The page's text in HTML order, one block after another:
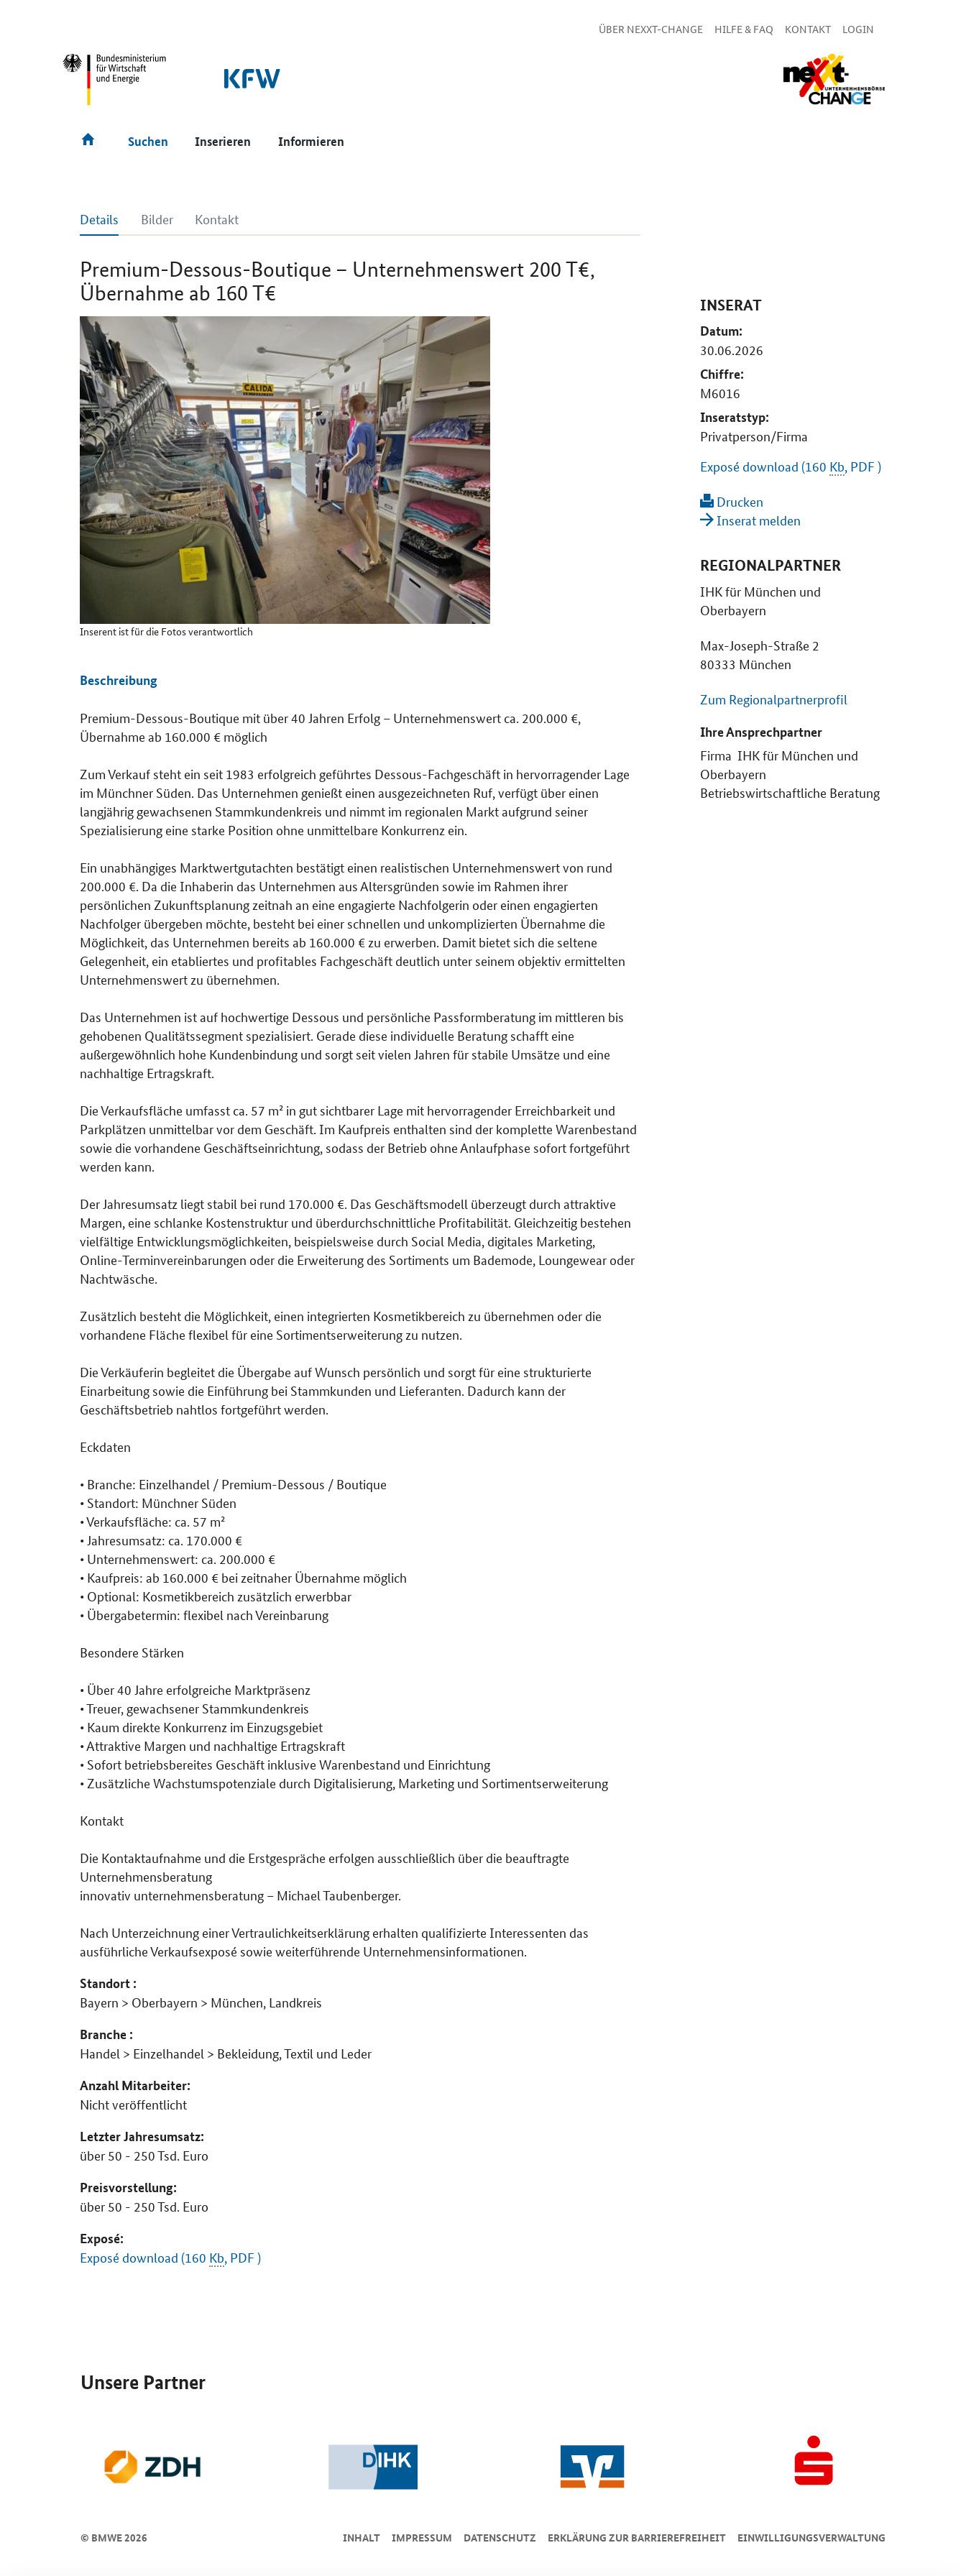
ÜBER NEXXT-CHANGE HILFE & FAQ KONTAKT LOGIN
Suchen Inserieren Informieren
Details Bilder Kontakt
Premium-Dessous-Boutique – Unternehmenswert 200 T€,
Übernahme ab 160 T€
Details
Inserent ist für die Fotos verantwortlich
Beschreibung
Premium-Dessous-Boutique mit über 40 Jahren Erfolg – Unternehmenswert ca. 200.000 €,
Übernahme ab 160.000 € möglich
Zum Verkauf steht ein seit 1983 erfolgreich geführtes Dessous-Fachgeschäft in hervorragender Lage
im Münchner Süden. Das Unternehmen genießt einen ausgezeichneten Ruf, verfügt über einen
langjährig gewachsenen Stammkundenkreis und nimmt im regionalen Markt aufgrund seiner
Spezialisierung eine starke Position ohne unmittelbare Konkurrenz ein.
Ein unabhängiges Marktwertgutachten bestätigt einen realistischen Unternehmenswert von rund
200.000 €. Da die Inhaberin das Unternehmen aus Altersgründen sowie im Rahmen ihrer
persönlichen Zukunftsplanung zeitnah an eine engagierte Nachfolgerin oder einen engagierten
Nachfolger übergeben möchte, besteht bei einer schnellen und unkomplizierten Übernahme die
Möglichkeit, das Unternehmen bereits ab 160.000 € zu erwerben. Damit bietet sich die seltene
Gelegenheit, ein etabliertes und profitables Fachgeschäft deutlich unter seinem objektiv ermittelten
Unternehmenswert zu übernehmen.
Das Unternehmen ist auf hochwertige Dessous und persönliche Passformberatung im mittleren bis
gehobenen Qualitätssegment spezialisiert. Gerade diese individuelle Beratung schafft eine
außergewöhnlich hohe Kundenbindung und sorgt seit vielen Jahren für stabile Umsätze und eine
nachhaltige Ertragskraft.
Die Verkaufsfläche umfasst ca. 57 m² in gut sichtbarer Lage mit hervorragender Erreichbarkeit und
Parkplätzen unmittelbar vor dem Geschäft. Im Kaufpreis enthalten sind der komplette Warenbestand
sowie die vorhandene Geschäftseinrichtung, sodass der Betrieb ohne Anlaufphase sofort fortgeführt
werden kann.
Der Jahresumsatz liegt stabil bei rund 170.000 €. Das Geschäftsmodell überzeugt durch attraktive
Margen, eine schlanke Kostenstruktur und überdurchschnittliche Profitabilität. Gleichzeitig bestehen
vielfältige Entwicklungsmöglichkeiten, beispielsweise durch Social Media, digitales Marketing,
Online-Terminvereinbarungen oder die Erweiterung des Sortiments um Bademode, Loungewear oder
Nachtwäsche.
Zusätzlich besteht die Möglichkeit, einen integrierten Kosmetikbereich zu übernehmen oder die
vorhandene Fläche flexibel für eine Sortimentserweiterung zu nutzen.
Die Verkäuferin begleitet die Übergabe auf Wunsch persönlich und sorgt für eine strukturierte
Einarbeitung sowie die Einführung bei Stammkunden und Lieferanten. Dadurch kann der
Geschäftsbetrieb nahtlos fortgeführt werden.
Eckdaten
• Branche: Einzelhandel / Premium-Dessous / Boutique
• Standort: Münchner Süden
• Verkaufsfläche: ca. 57 m²
• Jahresumsatz: ca. 170.000 €
• Unternehmenswert: ca. 200.000 €
• Kaufpreis: ab 160.000 € bei zeitnaher Übernahme möglich
• Optional: Kosmetikbereich zusätzlich erwerbbar
• Übergabetermin: flexibel nach Vereinbarung
Besondere Stärken
• Über 40 Jahre erfolgreiche Marktpräsenz
• Treuer, gewachsener Stammkundenkreis
• Kaum direkte Konkurrenz im Einzugsgebiet
• Attraktive Margen und nachhaltige Ertragskraft
• Sofort betriebsbereites Geschäft inklusive Warenbestand und Einrichtung
• Zusätzliche Wachstumspotenziale durch Digitalisierung, Marketing und Sortimentserweiterung
Kontakt
Die Kontaktaufnahme und die Erstgespräche erfolgen ausschließlich über die beauftragte
Unternehmensberatung
innovativ unternehmensberatung – Michael Taubenberger.
Nach Unterzeichnung einer Vertraulichkeitserklärung erhalten qualifizierte Interessenten das
ausführliche Verkaufsexposé sowie weiterführende Unternehmensinformationen.
Standort :
Bayern > Oberbayern > München, Landkreis
Branche :
Handel > Einzelhandel > Bekleidung, Textil und Leder
Anzahl Mitarbeiter:
Nicht veröffentlicht
Letzter Jahresumsatz:
über 50 - 250 Tsd. Euro
Preisvorstellung:
über 50 - 250 Tsd. Euro
Exposé:
Exposé download (160 Kb , PDF )
INSERAT
Datum:
30.06.2026
Chiffre:
M6016
Inseratstyp:
Privatperson/Firma
Exposé download (160 Kb, PDF )
Drucken
Inserat melden
REGIONALPARTNER
IHK für München und
Oberbayern
Max-Joseph-Straße 2
80333 München
Zum Regionalpartnerprofil
Ihre Ansprechpartner
Firma IHK für München und
Oberbayern
Betriebswirtschaftliche Beratung
Unsere Partner
© BMWE 2026 INHALT IMPRESSUM DA­TEN­SCHUTZ ERKLÄRUNG ZUR BARRIEREFREIHEIT EINWILLIGUNGSVERWALTUNG